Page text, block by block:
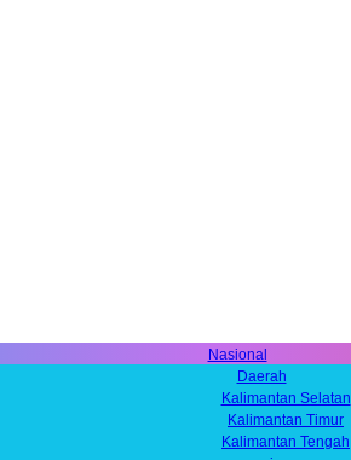
Nasional
Daerah
Kalimantan Selatan
Kalimantan Timur
Kalimantan Tengah